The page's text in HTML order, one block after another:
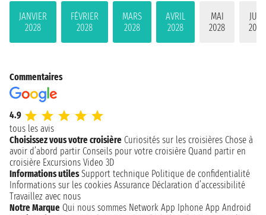
JANVIER
2028
FÉVRIER
2028
MARS
2028
AVRIL
2028
MAI
2028
JUIN
2028
Commentaires
4.9
tous les avis
Choisissez vous votre croisière Curiosités sur les croisières Chose à
avoir d’abord partir Conseils pour votre croisière Quand partir en
croisière Excursions Video 3D
Informations utiles Support technique Politique de confidentialité
Informations sur les cookies Assurance Déclaration d’accessibilité
Travaillez avec nous
Notre Marque Qui nous sommes Network App Iphone App Android